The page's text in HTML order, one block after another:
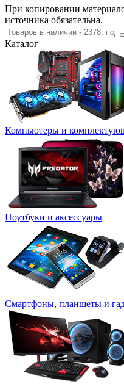
При копировании
источника обязательна.
Каталог
Компьютеры и
Ноутбуки и аксессуары
Смартфоны, планшеты и